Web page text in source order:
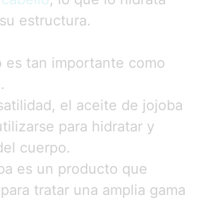
estructura.
es tan importante como
.
el aceite de jojoba
para hidratar y
cuerpo.
es un producto que
tratar una amplia gama